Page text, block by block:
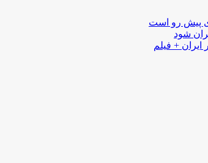
پیش رو است
شود
+ فیلم